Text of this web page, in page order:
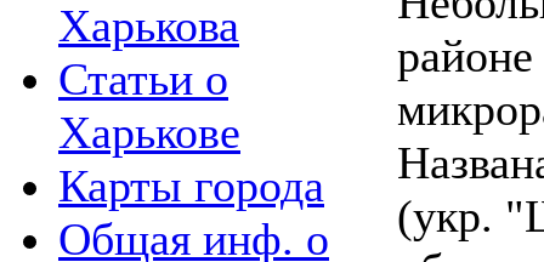
Харькова
Статьи о
Харькове
Карты города
Общая инф. о
(укр.